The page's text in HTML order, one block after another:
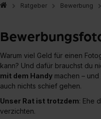
Ratgeber Bewerbung
Warum viel Geld für einen
kann? Und dafür brauchst du
mit dem Handy machen –
auch nichts schief gehen.
Unser Rat ist trotzdem: Ehe
verzichten.